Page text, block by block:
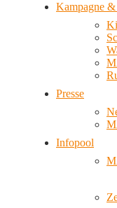
Kampagne
Presse
Infopool